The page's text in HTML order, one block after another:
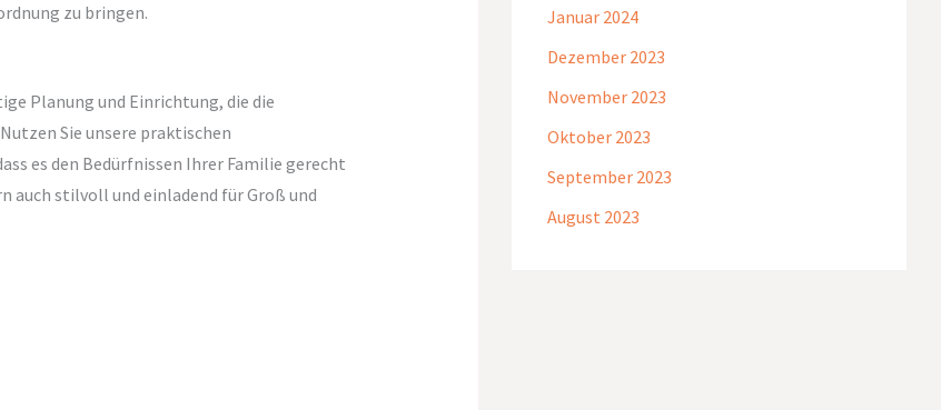
zu bringen.
Planung und Einrichtung, die die
Sie unsere praktischen
es den Bedürfnissen Ihrer Familie gerecht
auch stilvoll und einladend für Groß und
Januar 2024
Dezember 2023
November 2023
Oktober 2023
September 2023
August 2023